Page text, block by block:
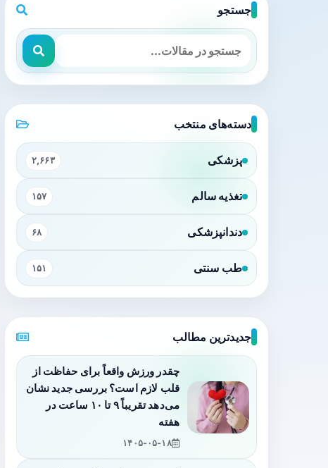
جستجو
دسته‌های منتخب
پزشکی ۲,۶۶۳
تغذیه سالم ۱۵۷
دندانپزشکی ۶۸
طب سنتی ۱۵۱
جدیدترین مطالب
چقدر ورزش واقعاً برای حفاظت از
قلب لازم است؟ بررسی جدید نشان
می‌دهد تقریباً ۹ تا ۱۰ ساعت در
هفته
۱۴۰۵-۰۵-۱۸